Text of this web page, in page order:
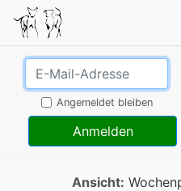
Angemeldet bleiben
Anmelden
Ansicht: